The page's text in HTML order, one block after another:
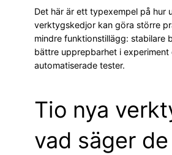
Det här är ett typexempel på hur
verktygskedjor kan göra större
mindre funktionstillägg: stabilare
bättre upprepbarhet i
automatiserade tester.
Tio nya
vad säger